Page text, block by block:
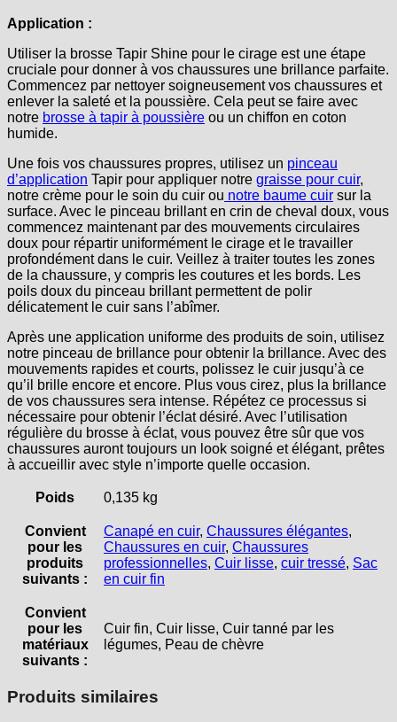
Application :
Utiliser la brosse Tapir Shine pour le cirage est une étape
cruciale pour donner à vos chaussures une brillance parfaite.
Commencez par nettoyer soigneusement vos chaussures et
enlever la saleté et la poussière. Cela peut se faire avec
notre brosse à tapir à poussière ou un chiffon en coton
humide.
Une fois vos chaussures propres, utilisez un pinceau
d’application Tapir pour appliquer notre graisse pour cuir,
notre crème pour le soin du cuir ou notre baume cuir sur la
surface. Avec le pinceau brillant en crin de cheval doux, vous
commencez maintenant par des mouvements circulaires
doux pour répartir uniformément le cirage et le travailler
profondément dans le cuir. Veillez à traiter toutes les zones
de la chaussure, y compris les coutures et les bords. Les
poils doux du pinceau brillant permettent de polir
délicatement le cuir sans l’abîmer.
Après une application uniforme des produits de soin, utilisez
notre pinceau de brillance pour obtenir la brillance. Avec des
mouvements rapides et courts, polissez le cuir jusqu’à ce
qu’il brille encore et encore. Plus vous cirez, plus la brillance
de vos chaussures sera intense. Répétez ce processus si
nécessaire pour obtenir l’éclat désiré. Avec l’utilisation
régulière du brosse à éclat, vous pouvez être sûr que vos
chaussures auront toujours un look soigné et élégant, prêtes
à accueillir avec style n’importe quelle occasion.
Poids 0,135 kg
Convient
pour les
produits
suivants :
Canapé en cuir, Chaussures élégantes,
Chaussures en cuir, Chaussures
professionnelles, Cuir lisse, cuir tressé, Sac
en cuir fin
Convient
pour les
matériaux
suivants :
Cuir fin, Cuir lisse, Cuir tanné par les
légumes, Peau de chèvre
Produits similaires